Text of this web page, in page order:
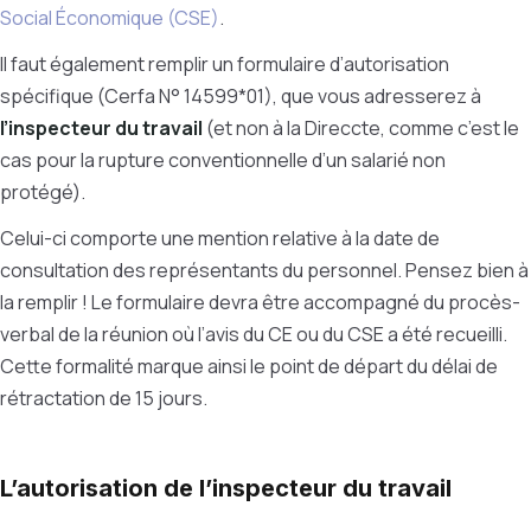
Social Économique (CSE).
Il faut également remplir un formulaire d’autorisation
spécifique (Cerfa N° 14599*01), que vous adresserez à
l’inspecteur du travail (et non à la Direccte, comme c’est le
cas pour la rupture conventionnelle d’un salarié non
protégé).
Celui-ci comporte une mention relative à la date de
consultation des représentants du personnel. Pensez bien à
la remplir ! Le formulaire devra être accompagné du procès-
verbal de la réunion où l’avis du CE ou du CSE a été recueilli.
Cette formalité marque ainsi le point de départ du délai de
rétractation de 15 jours.
L’autorisation de l’inspecteur du travail